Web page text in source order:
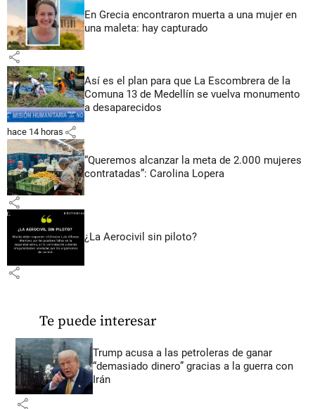
En Grecia encontraron muerta a una mujer en
una maleta: hay capturado
share
Así es el plan para que La Escombrera de la
Comuna 13 de Medellín se vuelva monumento
a desaparecidos
hace 14 horas share
“Queremos alcanzar la meta de 2.000 mujeres
contratadas”: Carolina Lopera
share
¿La Aerocivil sin piloto?
share
Te puede interesar
Trump acusa a las petroleras de ganar
“demasiado dinero” gracias a la guerra con
Irán
share